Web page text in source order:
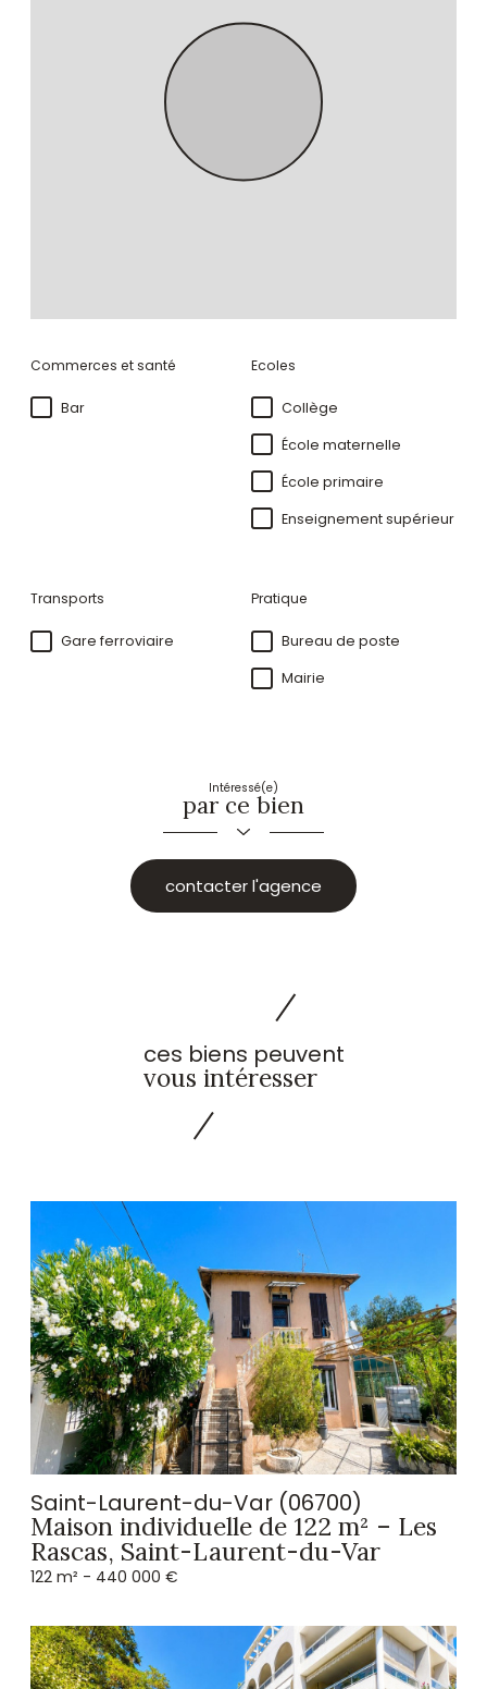
Commerces et santé
Bar
Ecoles
Collège
École maternelle
École primaire
Enseignement supérieur
Transports
Gare ferroviaire
Pratique
Bureau de poste
Mairie
Intéressé(e)
par ce bien
contacter l'agence
ces biens peuvent
vous intéresser
Saint-Laurent-du-Var (06700)
Maison individuelle de 122 m² – Les
Rascas, Saint-Laurent-du-Var
122 m² - 440 000 €